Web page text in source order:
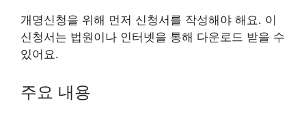
개명신청을 위해 먼저 신청서를 작성해야 해요. 이
신청서는 법원이나 인터넷을 통해 다운로드 받을 수
있어요.
주요 내용